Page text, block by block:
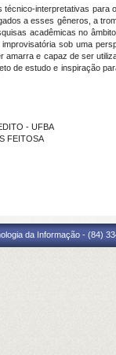
interpretativas
a esses gêneros, a
acadêmicas no
sob uma
e capaz de ser
de estudo e inspiração
- UFBA
FEITOSA
da Informação - (84)